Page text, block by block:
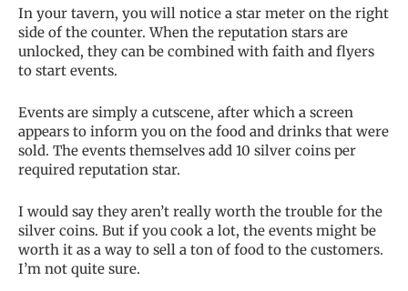
In your tavern, you will notice a star meter on the right
side of the counter. When the reputation stars are
unlocked, they can be combined with faith and flyers
to start events.
Events are simply a cutscene, after which a screen
appears to inform you on the food and drinks that were
sold. The events themselves add 10 silver coins per
required reputation star.
I would say they aren’t really worth the trouble for the
silver coins. But if you cook a lot, the events might be
worth it as a way to sell a ton of food to the customers.
I’m not quite sure.